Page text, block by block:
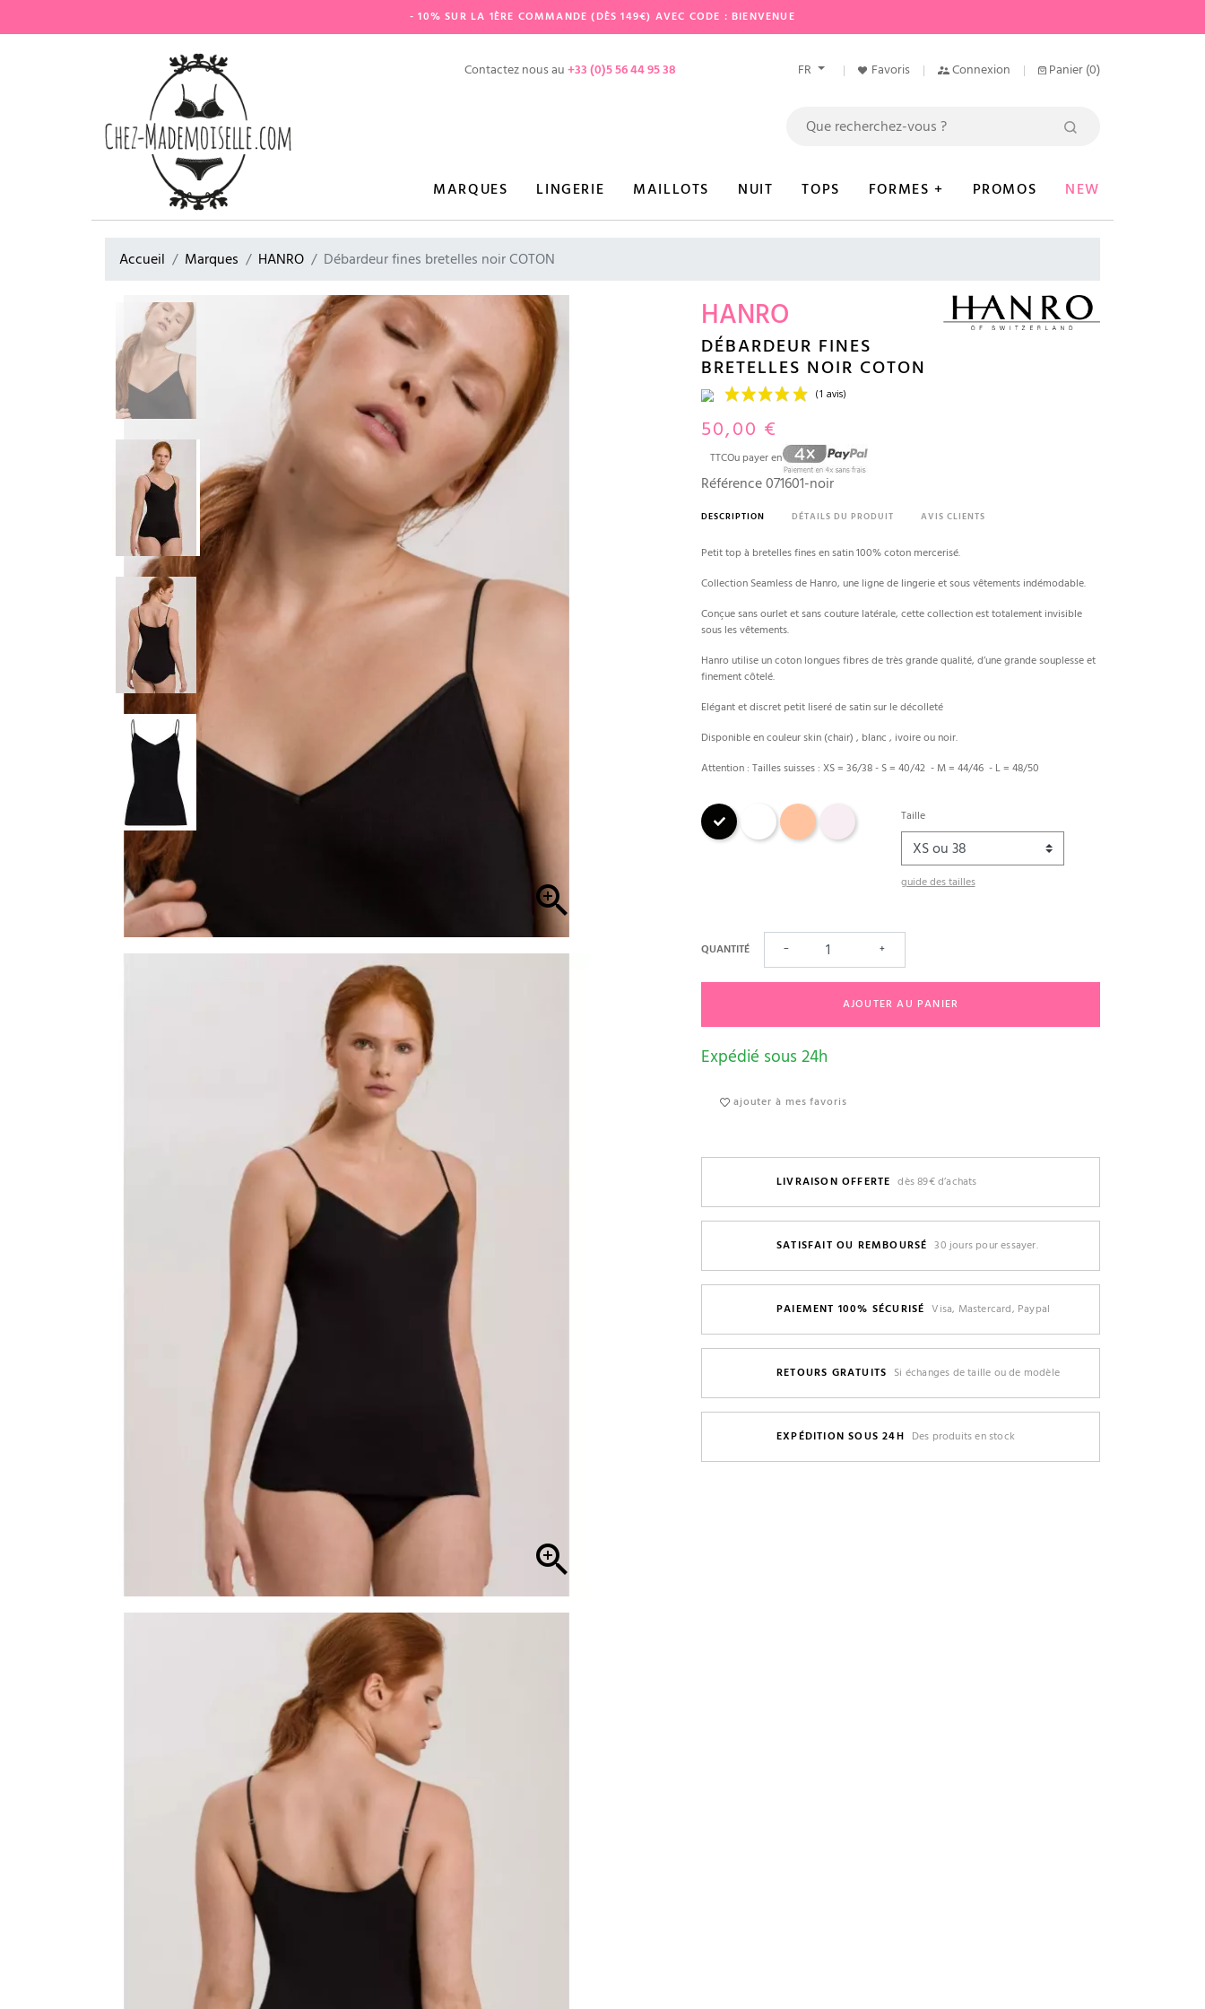
- 10% SUR LA 1ÈRE COMMANDE (DÈS 149€) AVEC CODE : BIENVENUE
Contactez nous au+33 (0)5 56 44 95 38 FR Favoris Connexion Panier (0)
MARQUES LINGERIE MAILLOTS NUIT TOPS FORMES + PROMOS NEW
Accueil Marques HANRO Débardeur fines bretelles noir COTON


HANRO
DÉBARDEUR FINES
BRETELLES NOIR COTON
50,00 €
TTCOu payer en
Référence071601-noir
DESCRIPTION DÉTAILS DU PRODUIT AVIS CLIENTS
Petit top à bretelles fines en satin 100% coton mercerisé.
Collection Seamless de Hanro, une ligne de lingerie et sous vêtements indémodable.
Conçue sans ourlet et sans couture latérale, cette collection est totalement invisible
sous les vêtements.
Hanro utilise un coton longues fibres de très grande qualité, d’une grande souplesse et
finement côtelé.
Elégant et discret petit liseré de satin sur le décolleté
Disponible en couleur skin (chair) , blanc , ivoire ou noir.
Attention : Tailles suisses : XS = 36/38 - S = 40/42 - M = 44/46 - L = 48/50
Noir Skin Rose Pâle Taille
guide des tailles
QUANTITÉ − +
AJOUTER AU PANIER
Expédié sous 24h
ajouter à mes favoris
LIVRAISON OFFERTE dès 89€ d’achats
SATISFAIT OU REMBOURSÉ 30 jours pour essayer.
PAIEMENT 100% SÉCURISÉ Visa, Mastercard, Paypal
RETOURS GRATUITS Si échanges de taille ou de modèle
EXPÉDITION SOUS 24H Des produits en stock